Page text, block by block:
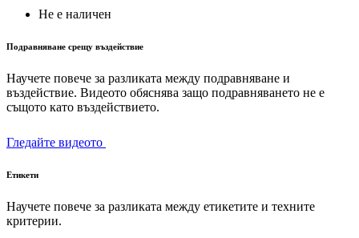
Не е наличен
Подравняване срещу въздействие
Научете повече за разликата между подравняване и
въздействие. Видеото обяснява защо подравняването не е
същото като въздействието.
Гледайте видеото
Етикети
Научете повече за разликата между етикетите и техните
критерии.